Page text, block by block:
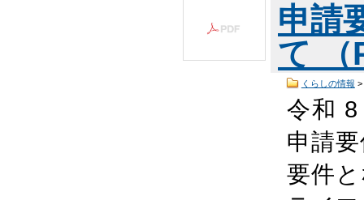
申請
て （
くらしの情報 >
令和
申請
要件